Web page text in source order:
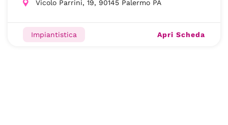
Vicolo Parrini, 19, 90145 Palermo PA
Impiantistica Apri Scheda